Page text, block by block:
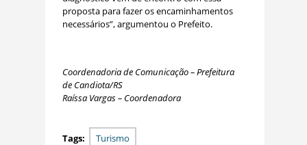
proposta para fazer os encaminhamentos
necessários”, argumentou o Prefeito.
Coordenadoria de Comunicação – Prefeitura
de Candiota/RS
Raíssa Vargas – Coordenadora
Tags: Turismo